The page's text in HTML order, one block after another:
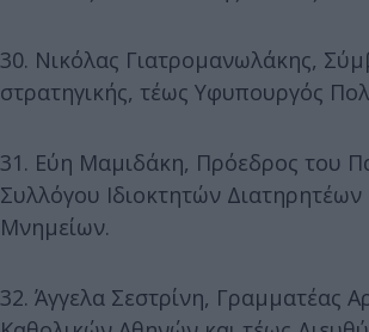
30. Νικόλας Γιατρομανωλάκης,
στρατηγικής, τέως Υφυπουργός
31. Εύη Μαμιδάκη, Πρόεδρος του
Συλλόγου Ιδιοκτητών Διατηρητέων
Μνημείων.
32. Άγγελα Σεστρίνη, Γραμματέας